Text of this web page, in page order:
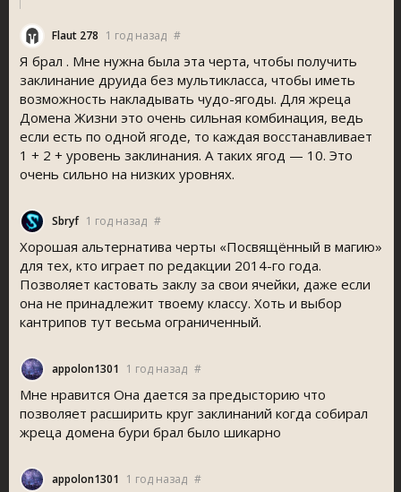
Flaut 278 1 год назад #
Я брал . Мне нужна была эта черта, чтобы получить
заклинание друида без мультикласса, чтобы иметь
возможность накладывать чудо-ягоды. Для жреца
Домена Жизни это очень сильная комбинация, ведь
если есть по одной ягоде, то каждая восстанавливает
1 + 2 + уровень заклинания. А таких ягод — 10. Это
очень сильно на низких уровнях.
Sbryf 1 год назад #
Хорошая альтернатива черты «Посвящённый в магию»
для тех, кто играет по редакции 2014-го года.
Позволяет кастовать заклу за свои ячейки, даже если
она не принадлежит твоему классу. Хоть и выбор
кантрипов тут весьма ограниченный.
appolon1301 1 год назад #
Мне нравится Она дается за предысторию что
позволяет расширить круг заклинаний когда собирал
жреца домена бури брал было шикарно
appolon1301 1 год назад #